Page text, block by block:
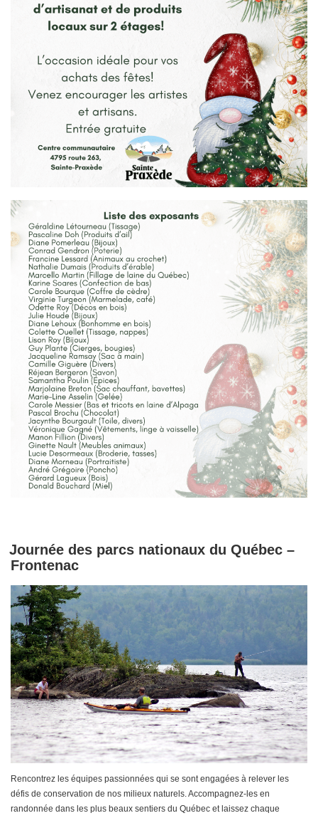
Journée des parcs nationaux du Québec –
Frontenac
Rencontrez les équipes passionnées qui se sont engagées à relever les
défis de conservation de nos milieux naturels. Accompagnez-les en
randonnée dans les plus beaux sentiers du Québec et laissez chaque